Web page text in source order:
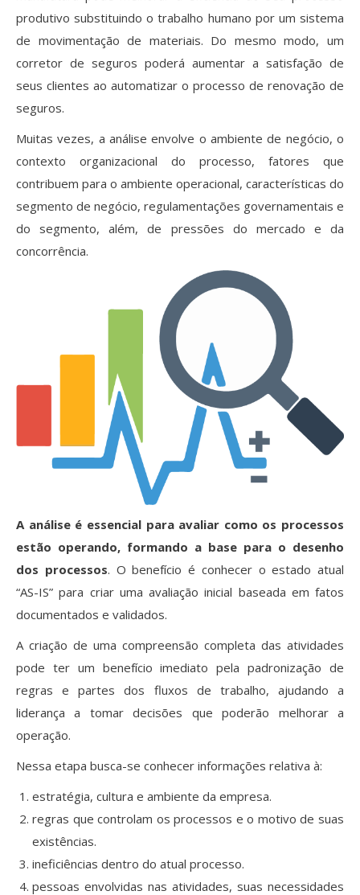
produtivo substituindo o trabalho humano por um sistema
de movimentação de materiais. Do mesmo modo, um
corretor de seguros poderá aumentar a satisfação de
seus clientes ao automatizar o processo de renovação de
seguros.
Muitas vezes, a análise envolve o ambiente de negócio, o
contexto organizacional do processo, fatores que
contribuem para o ambiente operacional, características do
segmento de negócio, regulamentações governamentais e
do segmento, além, de pressões do mercado e da
concorrência.
A análise é essencial para avaliar como os processos
estão operando, formando a base para o desenho
dos processos. O benefício é conhecer o estado atual
“AS-IS” para criar uma avaliação inicial baseada em fatos
documentados e validados.
A criação de uma compreensão completa das atividades
pode ter um benefício imediato pela padronização de
regras e partes dos fluxos de trabalho, ajudando a
liderança a tomar decisões que poderão melhorar a
operação.
Nessa etapa busca-se conhecer informações relativa à:
estratégia, cultura e ambiente da empresa.
regras que controlam os processos e o motivo de suas
existências.
ineficiências dentro do atual processo.
pessoas envolvidas nas atividades, suas necessidades